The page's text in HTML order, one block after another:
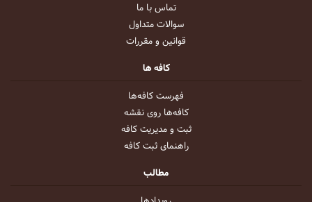
تماس با ما
سوالات متداول
قوانین و مقررات
کافه ها
فهرست کافه‌ها
کافه‌ها روی نقشه
ثبت و مدیریت کافه
راهنمای ثبت کافه
مطالب